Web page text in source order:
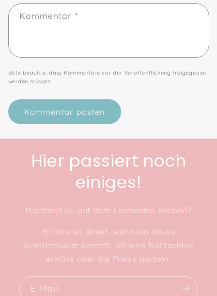
Kommentar *
Bitte beachte, dass Kommentare vor der Veröffentlichung freigegeben
werden müssen.
Hier passiert noch
einiges!
Möchtest du auf dem Laufenden bleiben?
Erfahre es direkt, wenn ein neues
Schnittmuster kommt, ich eine Nähtechnik
erkläre oder die Preise purzeln.
E-Mail